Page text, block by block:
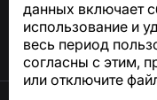
данных включает
использование и
весь период
согласны с этим,
или отключите